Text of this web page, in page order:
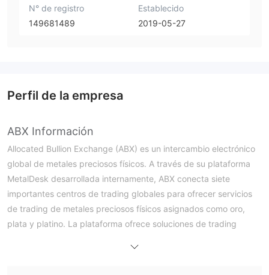
N° de registro
149681489
Establecido
2019-05-27
Perfil de la empresa
ABX Información
Allocated Bullion Exchange (ABX) es un intercambio electrónico
global de metales preciosos físicos. A través de su plataforma
MetalDesk desarrollada internamente, ABX conecta siete
importantes centros de trading globales para ofrecer servicios
de trading de metales preciosos físicos asignados como oro,
plata y platino. La plataforma ofrece soluciones de trading